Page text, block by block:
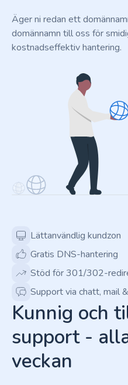
Äger ni redan ett
domännamn till oss för
kostnadseffektiv hantering.
Lättanvändlig kundzon
Gratis DNS-hantering
Stöd för 301/302-
Support via chatt, mail
Kunnig och
support -
veckan